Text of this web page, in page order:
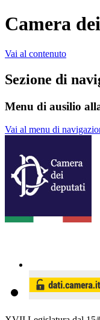
Camera
Vai al contenuto
Sezione di
Menu di ausilio
Vai al menu di